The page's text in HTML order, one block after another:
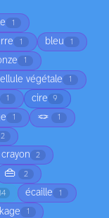
1
1 bleu 1
1
végétale 1
1 cire 9
1 🪢 1
2
crayon 2
👜 2
écaille 1
1